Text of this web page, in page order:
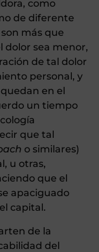
como
de diferente
más que
dolor sea menor,
de tal dolor
personal, y
en el
un tiempo
que tal
o similares)
u otras,
que el
apaciguado
capital.
de la
del